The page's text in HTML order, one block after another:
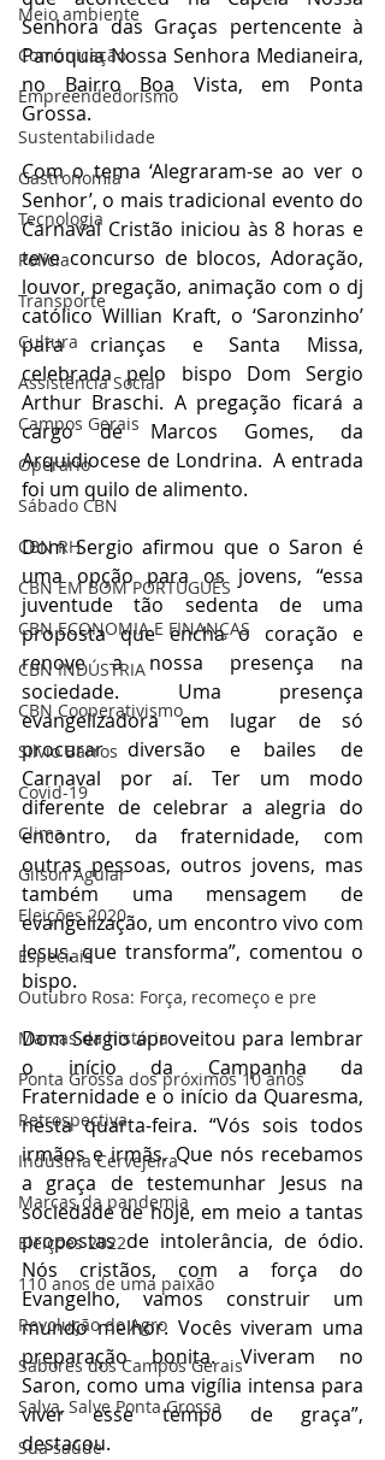
Meio ambiente
Comunicação
Empreendedorismo
Sustentabilidade
Gastronomia
Tecnologia
Polícia
Transporte
Cultura
Assistência Social
Campos Gerais
Operário
Sábado CBN
CBN RH
CBN EM BOM PORTUGUÊS
CBN ECONOMIA E FINANÇAS
CBN INDÚSTRIA
CBN Cooperativismo
Silvio Barros
Covid-19
Clima
Gilson Aguiar
Eleições 2020
Especiais
Outubro Rosa: Força, recomeço e pre
Marcas da história
Ponta Grossa dos próximos 10 anos
Retrospectiva
Indústria Cervejeira
Marcas da pandemia
Eleições 2022
110 anos de uma paixão
Revolução do Agro
Sabores dos Campos Gerais
Salva, Salve Ponta Grossa
Sua saúde
Senhora das Graças pertencente à
Paróquia Nossa Senhora Medianeira,
no Bairro Boa Vista, em Ponta
Grossa.
Com o tema ‘Alegraram-se ao ver o
Senhor’, o mais tradicional evento do
Carnaval Cristão iniciou às 8 horas e
teve concurso de blocos, Adoração,
louvor, pregação, animação com o dj
católico Willian Kraft, o ‘Saronzinho’
para crianças e Santa Missa,
celebrada pelo bispo Dom Sergio
Arthur Braschi. A pregação ficará a
cargo de Marcos Gomes, da
Arquidiocese de Londrina.  A entrada
foi um quilo de alimento.
Dom Sergio afirmou que o Saron é
uma opção para os jovens, “essa
juventude tão sedenta de uma
proposta que encha o coração e
renove a nossa presença na
sociedade. Uma presença
evangelizadora em lugar de só
procurar diversão e bailes de
Carnaval por aí. Ter um modo
diferente de celebrar a alegria do
encontro, da fraternidade, com
outras pessoas, outros jovens, mas
também uma mensagem de
evangelização, um encontro vivo com
Jesus, que transforma”, comentou o
bispo.
Dom Sergio aproveitou para lembrar
o início da Campanha da
Fraternidade e o início da Quaresma,
nesta quarta-feira. “Vós sois todos
irmãos e irmãs. Que nós recebamos
a graça de testemunhar Jesus na
sociedade de hoje, em meio a tantas
propostas de intolerância, de ódio.
Nós cristãos, com a força do
Evangelho, vamos construir um
mundo melhor. Vocês viveram uma
preparação bonita. Viveram no
Saron, como uma vigília intensa para
viver esse tempo de graça”,
destacou.